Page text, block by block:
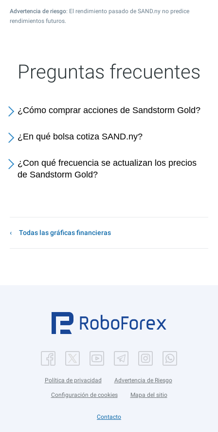
Advertencia de riesgo: El rendimiento pasado de SAND.ny no predice
rendimientos futuros.
Preguntas frecuentes
¿Cómo comprar acciones de Sandstorm Gold?
¿En qué bolsa cotiza SAND.ny?
¿Con qué frecuencia se actualizan los precios
de Sandstorm Gold?
Todas las gráficas financieras
Política de privacidad Advertencia de Riesgo
Configuración de cookies Mapa del sitio
Contacto